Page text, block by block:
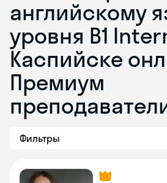
английскому
уровня B1
Каспийске
Премиум
Фильтры
Skyeng Chat